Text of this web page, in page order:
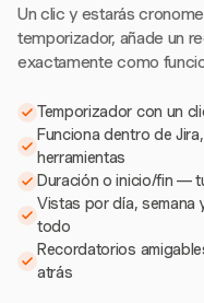
Un clic y estarás
temporizador, añade un
exactamente como
Temporizador con un
Funciona dentro de
herramientas
Duración o inicio/fin —
Vistas por día, semana
todo
Recordatorios
atrás